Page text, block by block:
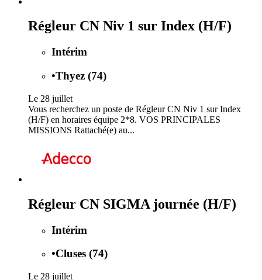
Régleur CN Niv 1 sur Index (H/F)
Intérim
•Thyez (74)
Le 28 juillet
Vous recherchez un poste de Régleur CN Niv 1 sur Index
(H/F) en horaires équipe 2*8. VOS PRINCIPALES
MISSIONS Rattaché(e) au...
Régleur CN SIGMA journée (H/F)
Intérim
•Cluses (74)
Le 28 juillet